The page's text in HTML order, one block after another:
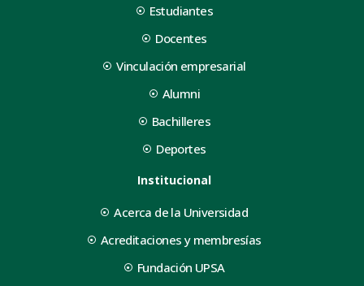
Estudiantes
Docentes
Vinculación empresarial
Alumni
Bachilleres
Deportes
Institucional
Acerca de la Universidad
Acreditaciones y membresías
Fundación UPSA